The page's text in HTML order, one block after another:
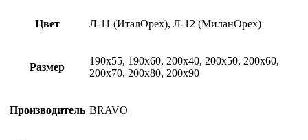
Цвет Л-11 (ИталОрех), Л-12 (МиланОрех)
Размер
190х55, 190х60, 200х40, 200х50, 200х60,
200х70, 200х80, 200х90
Производитель BRAVO